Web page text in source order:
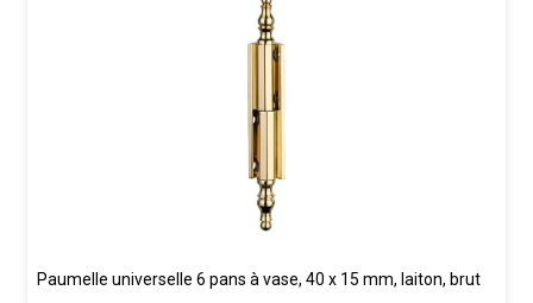
Paumelle universelle 6 pans à vase, 40 x 15 mm, laiton, brut